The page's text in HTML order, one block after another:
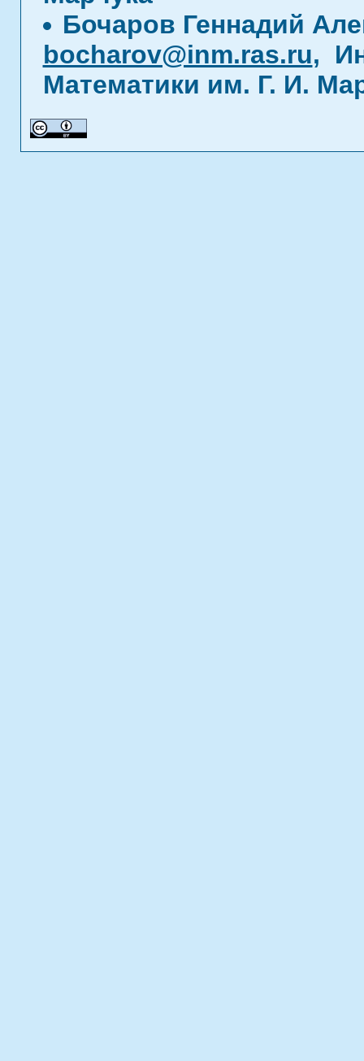
Бочаров Геннадий
bocharov@inm.ras.ru,
Математики им. Г. И.